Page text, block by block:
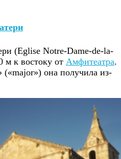
(Eglise Notre-Dame-de-la-
м к востоку от Амфитеатра.
она получила из-